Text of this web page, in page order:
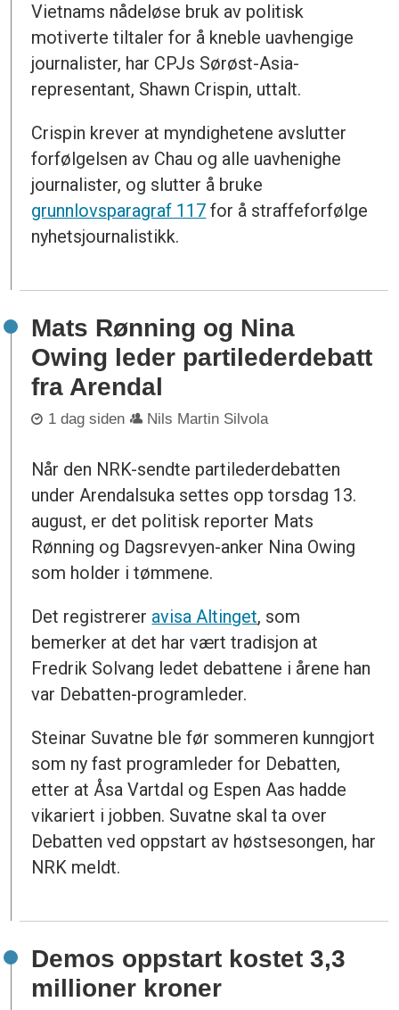
Vietnams nådeløse bruk av politisk
motiverte tiltaler for å kneble uavhengige
journalister, har CPJs Sørøst-Asia-
representant, Shawn Crispin, uttalt.
Crispin krever at myndighetene avslutter
forfølgelsen av Chau og alle uavhenighe
journalister, og slutter å bruke
grunnlovsparagraf 117 for å straffeforfølge
nyhetsjournalistikk.
Mats Rønning og Nina
Owing leder partilederdebatt
fra Arendal
1 dag siden Nils Martin Silvola
Når den NRK-sendte partilederdebatten
under Arendalsuka settes opp torsdag 13.
august, er det politisk reporter Mats
Rønning og Dagsrevyen-anker Nina Owing
som holder i tømmene.
Det registrerer avisa Altinget, som
bemerker at det har vært tradisjon at
Fredrik Solvang ledet debattene i årene han
var Debatten-programleder.
Steinar Suvatne ble før sommeren kunngjort
som ny fast programleder for Debatten,
etter at Åsa Vartdal og Espen Aas hadde
vikariert i jobben. Suvatne skal ta over
Debatten ved oppstart av høstsesongen, har
NRK meldt.
Demos oppstart kostet 3,3
millioner kroner